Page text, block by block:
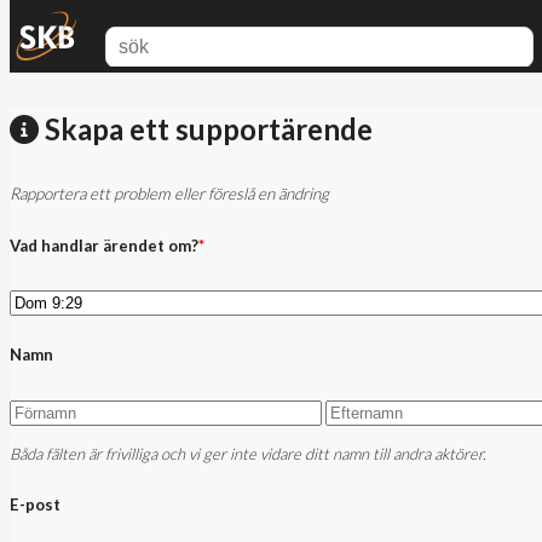
Skapa ett supportärende
Rapportera ett problem eller föreslå en ändring
Vad handlar ärendet om?*
Namn
Båda fälten är frivilliga och vi ger inte vidare ditt namn till andra aktörer.
E-post